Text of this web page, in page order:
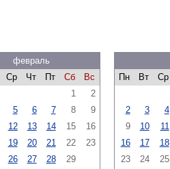
февраль
Ср Чт Пт Сб
Вс
1
2
5 6 7 8
9
12 13 14 15
16
19 20 21 22
23
26 27 28 29
Пн
Вт Ср
2
3 4
9
10 11
16
17 18
23
24 25